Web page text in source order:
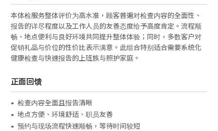
本体检服务整体评价为高水准，顾客普遍对检查内容的全面性、
报告的详尽程度以及工作人员的友善态度给予高度肯定。流程顺
畅、地点便利与良好环境共同提升整体体验；同时，多数客户对
促销礼品与价位的性价比表示满意。此组合特别适合需要系统化
健康检查与快速报告的上班族与照护家庭。
正面回馈
检查内容全面且报告清晰
地点方便、环境舒适、职员友善
预约与现场流程快速顺畅，等待时间较短